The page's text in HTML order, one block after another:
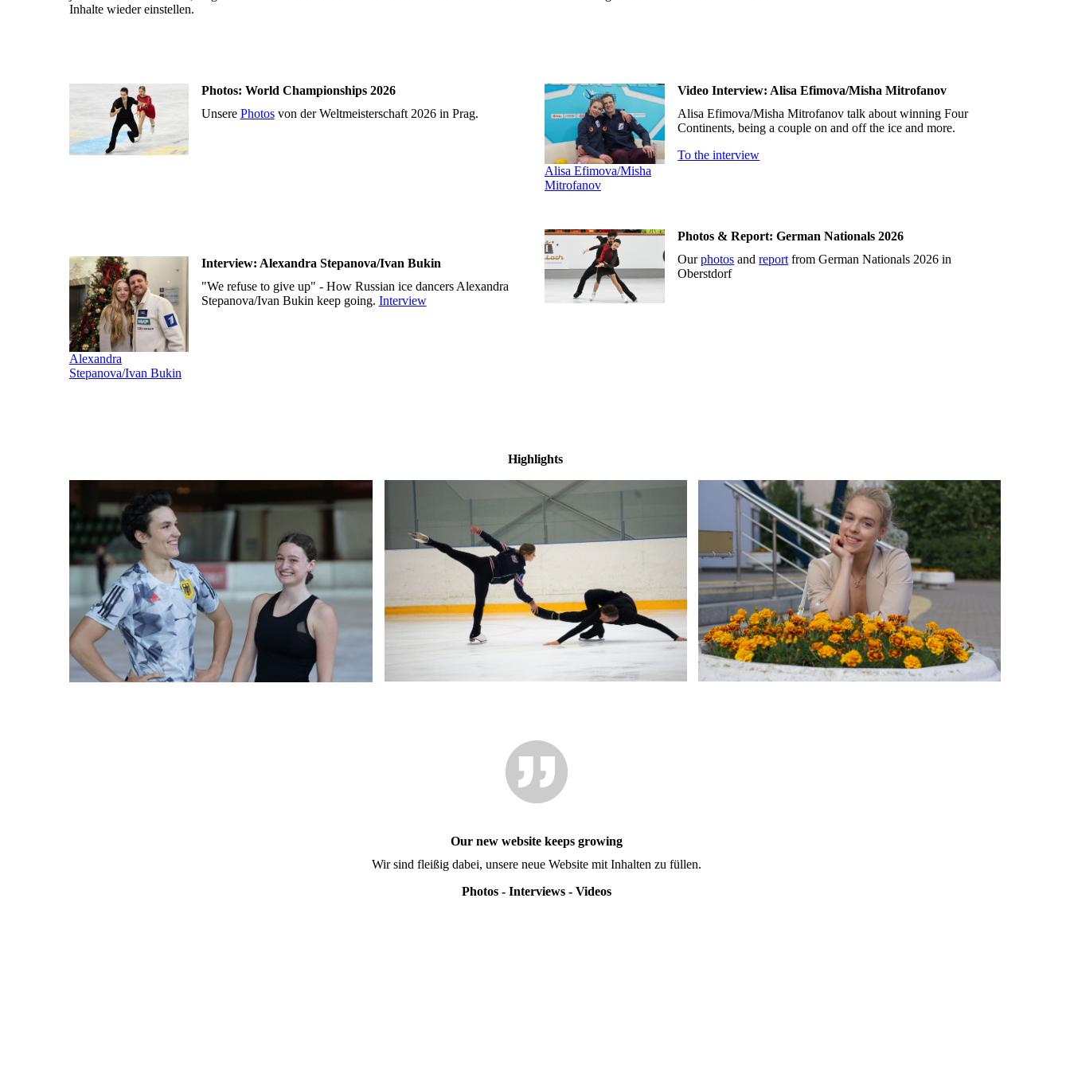
Four Continents
Championships 2024
Europeans 2024 in
Kaunas
The Wizard of Oz in
German Nationals
2024
Espoo Grand Prix of
Figure Skating 2023
Finlandia Trophy
Nebelhorn Trophy
2023
Sommer in
Sommer in Champéry
German Nationals
2023
Grand Prix Final
Inhalte wieder einstellen.
Photos: World Championships 2026
Unsere Photosvon der Weltmeisterschaft 2026 in Prag.
Alisa Efimova/Misha
Mitrofanov
Video Interview: Alisa Efimova/Misha Mitrofanov
Alisa Efimova/Misha Mitrofanov talk about winning Four
Continents, being a couple on and off the ice and more.
To the interview
Alexandra
Stepanova/Ivan Bukin
Interview: Alexandra Stepanova/Ivan Bukin
"We refuse to give up" - How Russian ice dancers Alexandra
Stepanova/Ivan Bukin keep going. Interview
Photos & Report: German Nationals 2026
Ourphotos andreport from German Nationals 2026 in
Oberstdorf
Highlights
Our new website keeps growing
Wir sind fleißig dabei, unsere neue Website mit Inhalten zu füllen.
Photos - Interviews - Videos